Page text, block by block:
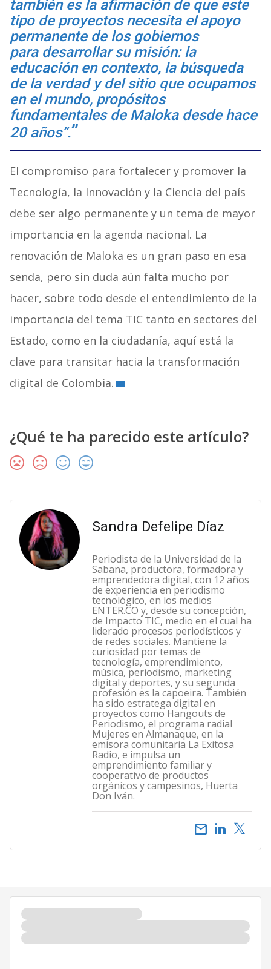
también es la afirmación de que este
tipo de proyectos necesita el apoyo
permanente de los gobiernos
para desarrollar su misión: la
educación en contexto, la búsqueda
de la verdad y del sitio que ocupamos
en el mundo, propósitos
fundamentales de Maloka desde hace
20 años”.
El compromiso para fortalecer y promover la
Tecnología, la Innovación y la Ciencia del país
debe ser algo permanente y un tema de mayor
importancia en la agenda nacional. La
renovación de Maloka es un gran paso en esa
senda, pero sin duda aún falta mucho por
hacer, sobre todo desde el entendimiento de la
importancia del tema TIC tanto en sectores del
Estado, como en la ciudadanía, aquí está la
clave para transitar hacia la transformación
digital de Colombia.
¿Qué te ha parecido este artículo?
Sandra Defelipe Díaz
Periodista de la Universidad de la
Sabana, productora, formadora y
emprendedora digital, con 12 años
de experiencia en periodismo
tecnológico, en los medios
ENTER.CO y, desde su concepción,
de Impacto TIC, medio en el cual ha
liderado procesos periodísticos y
de redes sociales. Mantiene la
curiosidad por temas de
tecnología, emprendimiento,
música, periodismo, marketing
digital y deportes, y su segunda
profesión es la capoeira. También
ha sido estratega digital en
proyectos como Hangouts de
Periodismo, el programa radial
Mujeres en Almanaque, en la
emisora comunitaria La Exitosa
Radio, e impulsa un
emprendimiento familiar y
cooperativo de productos
orgánicos y campesinos, Huerta
Don Iván.
email